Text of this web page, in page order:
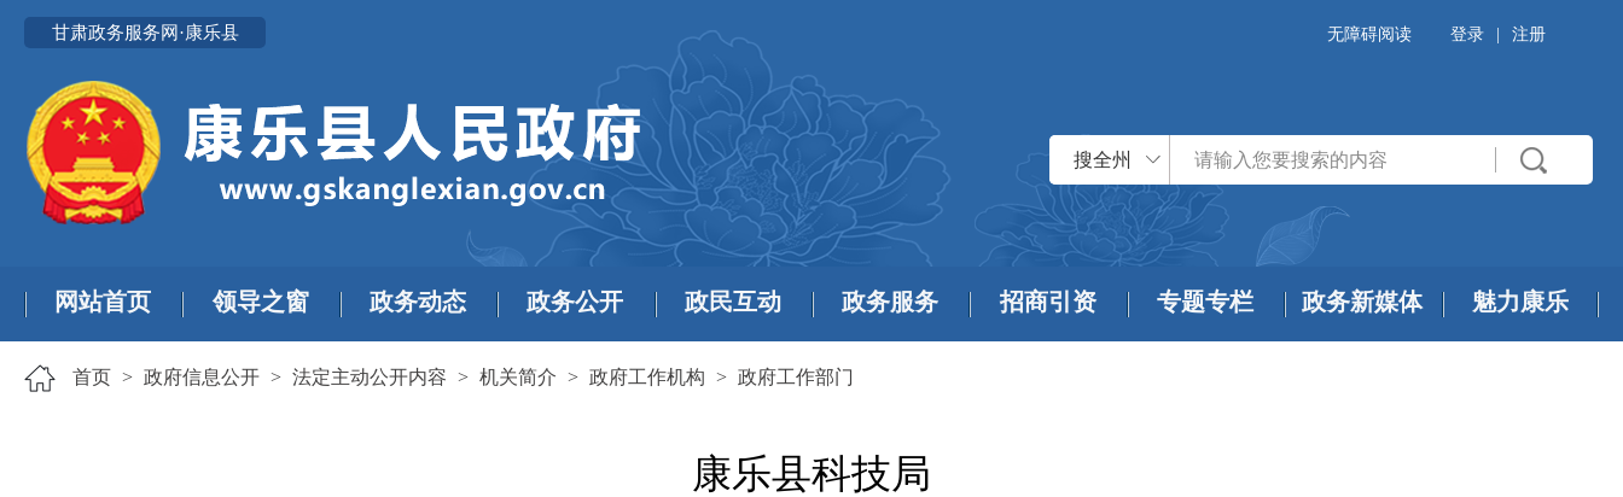
甘肃政务服务网·康乐县 无障碍阅读 登录 注册
搜全州
网站首页 领导之窗 政务动态 政务公开 政民互动 政务服务 招商引资 专题专栏 政务新媒体 魅力康乐
首页 > 政府信息公开 > 法定主动公开内容 > 机关简介 > 政府工作机构 > 政府工作部门
康乐县科技局